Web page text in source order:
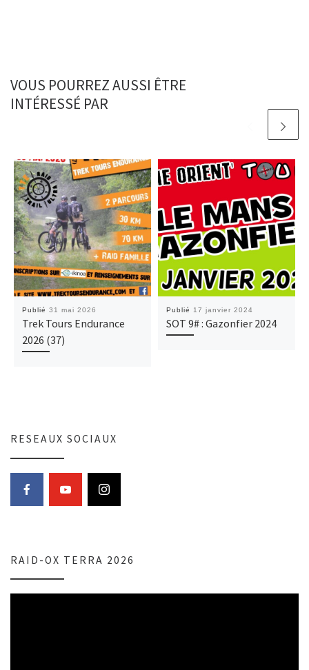
VOUS POURREZ AUSSI ÊTRE
INTÉRESSÉ PAR
Publié 31 mai 2026
Trek Tours Endurance
2026 (37)
Publié 17 janvier 2024
SOT 9# : Gazonfier 2024
RESEAUX SOCIAUX
RAID-OX TERRA 2026